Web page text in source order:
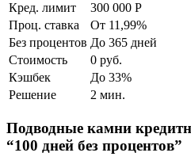
Кред. лимит
300 000 Р
Проц. ставка
От 11,99%
Без процентов До 365 дней
Стоимость
0 руб.
Кэшбек
До 33%
Решение
2 мин.
Подводные камни
“100 дней без процентов”